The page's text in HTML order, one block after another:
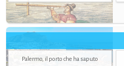
Palermo, il porto che ha saputo